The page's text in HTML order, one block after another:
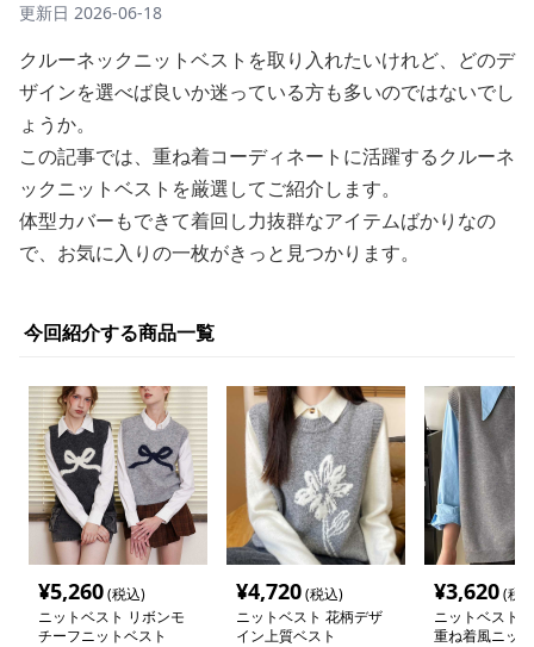
更新日 2026-06-18
クルーネックニットベストを取り入れたいけれど、どのデ
ザインを選べば良いか迷っている方も多いのではないでし
ょうか。
この記事では、重ね着コーディネートに活躍するクルーネ
ックニットベストを厳選してご紹介します。
体型カバーもできて着回し力抜群なアイテムばかりなの
で、お気に入りの一枚がきっと見つかります。
今回紹介する商品一覧
¥5,260(税込)
ニットベスト リボンモ
チーフニットベスト
¥4,720(税込)
ニットベスト 花柄デザ
イン上質ベスト
¥3,620(税
ニットベスト
重ね着風ニッ